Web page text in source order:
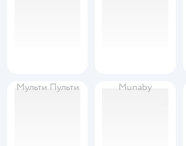
Мульти Пульти Munaby